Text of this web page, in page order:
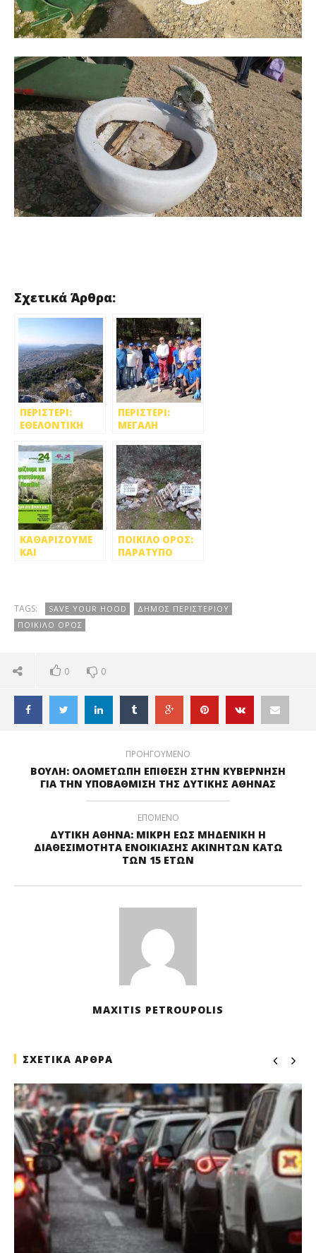
Σχετικά Άρθρα:
ΠΕΡΙΣΤΕΡΙ:
ΕΘΕΛΟΝΤΙΚΗ
ΚΑΘΑΡΙΣΜΟΥ
ΣΤΟ ΠΟΙΚΙΛΟ
ΟΡΟΣ!
ΠΕΡΙΣΤΕΡΙ:
ΜΕΓΑΛΗ
ΕΘΕΛΟΝΤΩΝ
ΣΤΟΝ
ΚΑΘΑΡΙΣΜΟ ΤΟΥ
ΠΟΙΚΙΛΟΥ
ΌΡΟΥΣ
ΚΑΘΑΡΙΖΟΥΜΕ
ΚΑΙ
ΠΟΙΚΙΛΟ ΟΡΟΣ:
ΠΑΡΑΤΥΠΟ
TAGS: SAVE YOUR HOOD
ΔΗΜΟΣ ΠΕΡΙΣΤΕΡΙΟΥ
ΠΟΙΚΙΛΟ ΟΡΟΣ
0 0
ΠΡΟΗΓΟΥΜΕΝΟ
ΒΟΥΛΗ: ΟΛΟΜΕΤΩΠΗ ΕΠΙΘΕΣΗ ΣΤΗΝ ΚΥΒΕΡΝΗΣΗ
ΓΙΑ ΤΗΝ ΥΠΟΒΑΘΜΙΣΗ ΤΗΣ ΔΥΤΙΚΗΣ ΑΘΗΝΑΣ
ΕΠΟΜΕΝΟ
ΔΥΤΙΚΗ ΑΘΗΝΑ: ΜΙΚΡΗ ΕΩΣ ΜΗΔΕΝΙΚΗ Η
ΔΙΑΘΕΣΙΜΟΤΗΤΑ ΕΝΟΙΚΙΑΣΗΣ ΑΚΙΝΗΤΩΝ ΚΑΤΩ
ΤΩΝ 15 ΕΤΩΝ
MAXITIS PETROUPOLIS
ΣΧΕΤΙΚΑ ΑΡΘΡΑ